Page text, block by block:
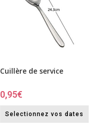
Cuillère de service
0,95€
Selectionnez vos dates